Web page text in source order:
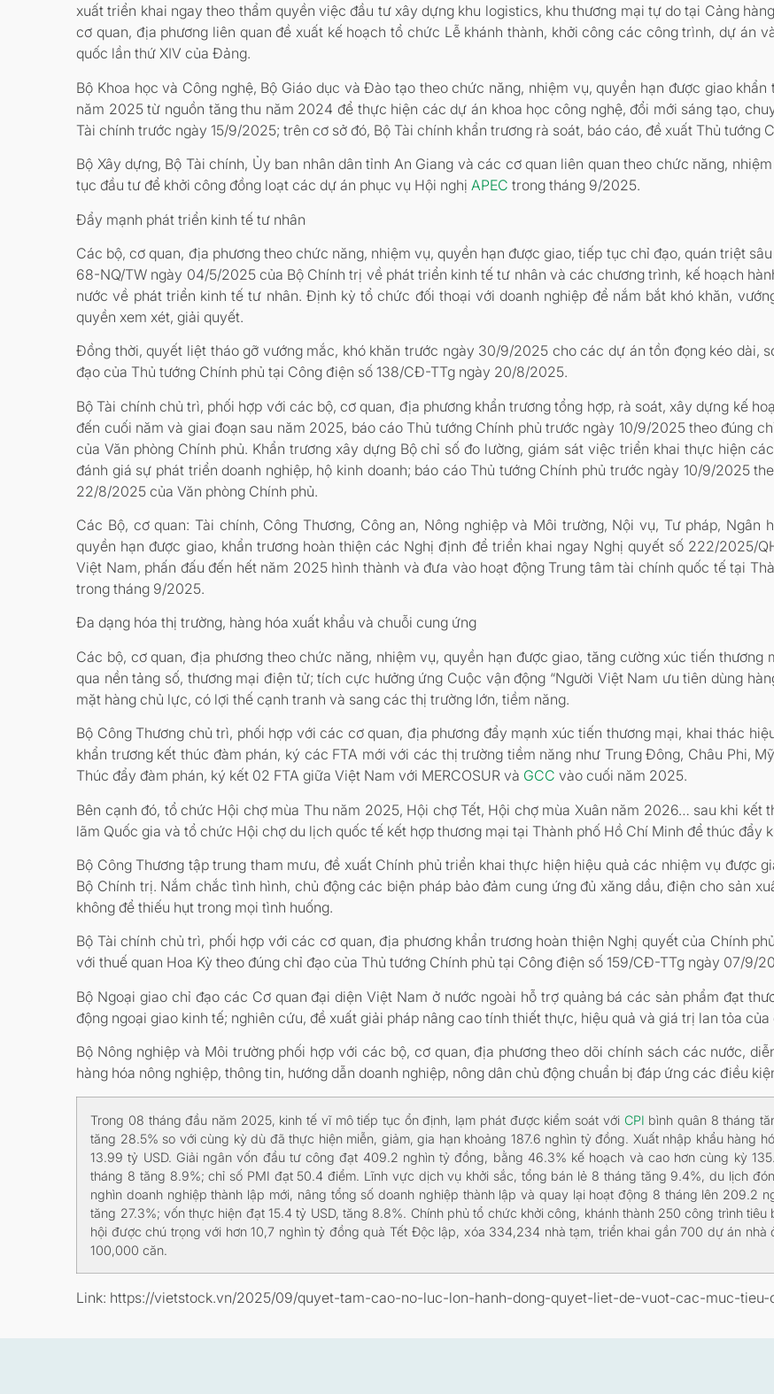
xuất triển khai ngay theo thẩm quyền việc đầu tư xây dựng khu logistics, khu thương mại tự do tại Cảng
cơ quan, địa phương liên quan đề xuất kế hoạch tổ chức Lễ khánh thành, khởi công các công trình, dự án
quốc lần thứ XIV của Đảng.
Bộ Khoa học và Công nghệ, Bộ Giáo dục và Đào tạo theo chức năng, nhiệm vụ, quyền hạn được giao
năm 2025 từ nguồn tăng thu năm 2024 để thực hiện các dự án khoa học công nghệ, đổi mới sáng tạo,
Tài chính trước ngày 15/9/2025; trên cơ sở đó, Bộ Tài chính khẩn trương rà soát, báo cáo, đề xuất Thủ tướng
Bộ Xây dựng, Bộ Tài chính, Ủy ban nhân dân tỉnh An Giang và các cơ quan liên quan theo chức năng,
tục đầu tư để khởi công đồng loạt các dự án phục vụ Hội nghịAPEC trong tháng 9/2025.
Đẩy mạnh phát triển kinh tế tư nhân
Các bộ, cơ quan, địa phương theo chức năng, nhiệm vụ, quyền hạn được giao, tiếp tục chỉ đạo, quán triệt
68-NQ/TW ngày 04/5/2025 của Bộ Chính trị về phát triển kinh tế tư nhân và các chương trình, kế hoạch
nước về phát triển kinh tế tư nhân. Định kỳ tổ chức đối thoại với doanh nghiệp để nắm bắt khó khăn,
quyền xem xét, giải quyết.
Đồng thời, quyết liệt tháo gỡ vướng mắc, khó khăn trước ngày 30/9/2025 cho các dự án tồn đọng kéo dài,
đạo của Thủ tướng Chính phủ tại Công điện số 138/CĐ-TTg ngày 20/8/2025.
Bộ Tài chính chủ trì, phối hợp với các bộ, cơ quan, địa phương khẩn trương tổng hợp, rà soát, xây dựng kế
đến cuối năm và giai đoạn sau năm 2025, báo cáo Thủ tướng Chính phủ trước ngày 10/9/2025 theo đúng
của Văn phòng Chính phủ. Khẩn trương xây dựng Bộ chỉ số đo lường, giám sát việc triển khai thực hiện
đánh giá sự phát triển doanh nghiệp, hộ kinh doanh; báo cáo Thủ tướng Chính phủ trước ngày 10/9/2025
22/8/2025 của Văn phòng Chính phủ.
Các Bộ, cơ quan: Tài chính, Công Thương, Công an, Nông nghiệp và Môi trường, Nội vụ, Tư pháp,
quyền hạn được giao, khẩn trương hoàn thiện các Nghị định để triển khai ngay Nghị quyết số 222/2025/
Việt Nam, phấn đấu đến hết năm 2025 hình thành và đưa vào hoạt động Trung tâm tài chính quốc tế tại
trong tháng 9/2025.
Đa dạng hóa thị trường, hàng hóa xuất khẩu và chuỗi cung ứng
Các bộ, cơ quan, địa phương theo chức năng, nhiệm vụ, quyền hạn được giao, tăng cường xúc tiến
qua nền tảng số, thương mại điện tử; tích cực hưởng ứng Cuộc vận động “Người Việt Nam ưu tiên dùng
mặt hàng chủ lực, có lợi thế cạnh tranh và sang các thị trường lớn, tiềm năng.
Bộ Công Thương chủ trì, phối hợp với các cơ quan, địa phương đẩy mạnh xúc tiến thương mại, khai thác
khẩn trương kết thúc đàm phán, ký các FTA mới với các thị trường tiềm năng như Trung Đông, Châu Phi,
Thúc đẩy đàm phán, ký kết 02 FTA giữa Việt Nam với MERCOSUR và GCC vào cuối năm 2025.
Bên cạnh đó, tổ chức Hội chợ mùa Thu năm 2025, Hội chợ Tết, Hội chợ mùa Xuân năm 2026… sau khi
lãm Quốc gia và tổ chức Hội chợ du lịch quốc tế kết hợp thương mại tại Thành phố Hồ Chí Minh để thúc đẩy
Bộ Công Thương tập trung tham mưu, đề xuất Chính phủ triển khai thực hiện hiệu quả các nhiệm vụ được
Bộ Chính trị. Nắm chắc tình hình, chủ động các biện pháp bảo đảm cung ứng đủ xăng dầu, điện cho sản
không để thiếu hụt trong mọi tình huống.
Bộ Tài chính chủ trì, phối hợp với các cơ quan, địa phương khẩn trương hoàn thiện Nghị quyết của Chính
với thuế quan Hoa Kỳ theo đúng chỉ đạo của Thủ tướng Chính phủ tại Công điện số 159/CĐ-TTg ngày 07/9/
Bộ Ngoại giao chỉ đạo các Cơ quan đại diện Việt Nam ở nước ngoài hỗ trợ quảng bá các sản phẩm đạt
động ngoại giao kinh tế; nghiên cứu, đề xuất giải pháp nâng cao tính thiết thực, hiệu quả và giá trị lan tỏa
Bộ Nông nghiệp và Môi trường phối hợp với các bộ, cơ quan, địa phương theo dõi chính sách các nước,
hàng hóa nông nghiệp, thông tin, hướng dẫn doanh nghiệp, nông dân chủ động chuẩn bị đáp ứng các điều
Trong 08 tháng đầu năm 2025, kinh tế vĩ mô tiếp tục ổn định, lạm phát được kiểm soát với CPI bình quân 8 tháng
tăng 28.5% so với cùng kỳ dù đã thực hiện miễn, giảm, gia hạn khoảng 187.6 nghìn tỷ đồng. Xuất nhập khẩu hàng
13.99 tỷ USD. Giải ngân vốn đầu tư công đạt 409.2 nghìn tỷ đồng, bằng 46.3% kế hoạch và cao hơn cùng kỳ
tháng 8 tăng 8.9%; chỉ số PMI đạt 50.4 điểm. Lĩnh vực dịch vụ khởi sắc, tổng bán lẻ 8 tháng tăng 9.4%, du lịch
nghìn doanh nghiệp thành lập mới, nâng tổng số doanh nghiệp thành lập và quay lại hoạt động 8 tháng lên 209.2
tăng 27.3%; vốn thực hiện đạt 15.4 tỷ USD, tăng 8.8%. Chính phủ tổ chức khởi công, khánh thành 250 công trình
hội được chú trọng với hơn 10,7 nghìn tỷ đồng quà Tết Độc lập, xóa 334,234 nhà tạm, triển khai gần 700 dự án
100,000 căn.
Link: https://vietstock.vn/2025/09/quyet-tam-cao-no-luc-lon-hanh-dong-quyet-liet-de-vuot-cac-muc-tieu-